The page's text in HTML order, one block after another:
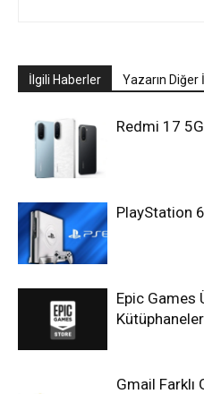
İlgili Haberler Yazarın Diğer
Redmi 17
PlayStation 6
Epic Games
Gmail Farklı